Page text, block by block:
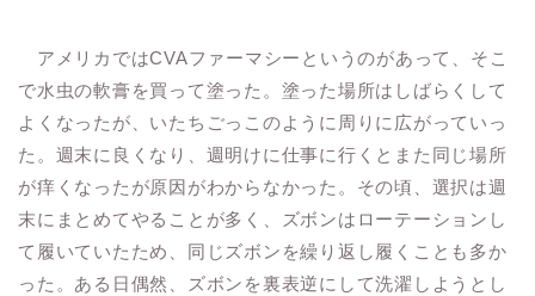
アメリカではCVAファーマシーというのがあって、そこ
で水虫の軟膏を買って塗った。塗った場所はしばらくして
よくなったが、いたちごっこのように周りに広がっていっ
た。週末に良くなり、週明けに仕事に行くとまた同じ場所
が痒くなったが原因がわからなかった。その頃、選択は週
末にまとめてやることが多く、ズボンはローテーションし
て履いていたため、同じズボンを繰り返し履くことも多か
った。ある日偶然、ズボンを裏表逆にして洗濯しようとし